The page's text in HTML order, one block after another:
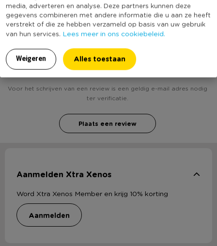
media, adverteren en analyse. Deze partners kunnen deze
gegevens combineren met andere informatie die u aan ze heeft
verstrekt of die ze hebben verzameld op basis van uw gebruik
van hun services. Lees meer in ons cookiebeleid.
Weigeren Alles toestaan
bekend
Heb jij Weekplanner Sunday/Saturday - 30x110 cm?
Schrijf een review!
Voor het schrijven van een review is een geldig e-mail adres nodig
ter verificatie.
Plaats een review
Aanmelden Xtra Xenos
Word Xtra Xenos Member en krijg 10% korting
aanmelden